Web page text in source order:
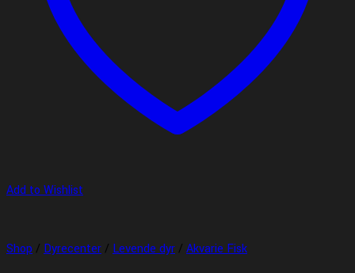
Add to Wishlist
Shop / Dyrecenter / Levende dyr / Akvarie Fisk